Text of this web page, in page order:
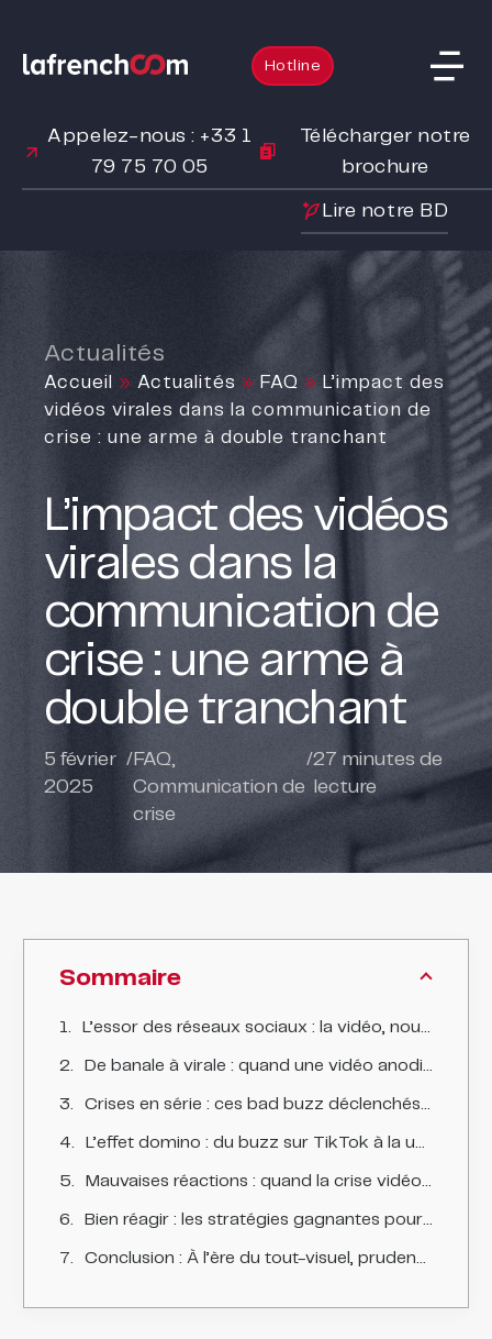
Hotline
Appelez-nous : +33 1
79 75 70 05
Télécharger notre
brochure
Lire notre BD
Actualités
Accueil » Actualités » FAQ » L’impact des
vidéos virales dans la communication de
crise : une arme à double tranchant
L’impact des vidéos
virales dans la
communication de
crise : une arme à
double tranchant
5 février
2025
/FAQ,
Communication de
crise
/27 minutes de
lecture
Sommaire
L’essor des réseaux sociaux : la vidéo, nouvelle arme de communication massive
De banale à virale : quand une vidéo anodine peut ruiner une réputation en quelques heures
Crises en série : ces bad buzz déclenchés par des vidéos virales
L’effet domino : du buzz sur TikTok à la une du 20 heures
Mauvaises réactions : quand la crise vidéo s’aggrave encore
Bien réagir : les stratégies gagnantes pour retourner la situation
Conclusion : À l’ère du tout-visuel, prudence et authenticité sont de mise